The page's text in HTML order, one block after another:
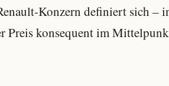
Konzern definiert sich –
Preis konsequent im